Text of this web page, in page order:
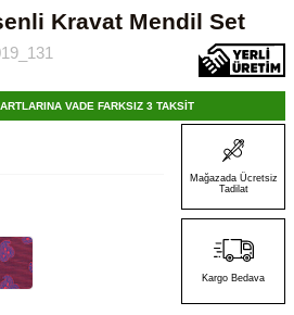
Kravat Mendil Set
VADE FARKSIZ 3 TAKSİT
Mağazada Ücretsiz
Tadilat
Kargo Bedava